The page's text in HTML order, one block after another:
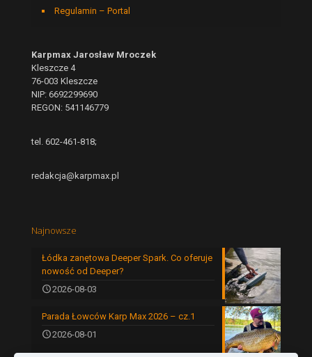
Regulamin – Portal
Karpmax Jarosław Mroczek
Kleszcze 4
76-003 Kleszcze
NIP: 6692299690
REGON: 541146779
tel. 602-461-818;
redakcja@karpmax.pl
Najnowsze
Łódka zanętowa Deeper Spark. Co oferuje
nowość od Deeper?
2026-08-03
Parada Łowców Karp Max 2026 – cz.1
2026-08-01